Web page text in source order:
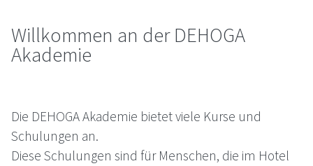
Willkommen an derDEHOGA
Akademie
Die DEHOGAAkademie bietet viele Kurse und
Schulungen an.
Diese Schulungen sind für Menschen, die im Hotel